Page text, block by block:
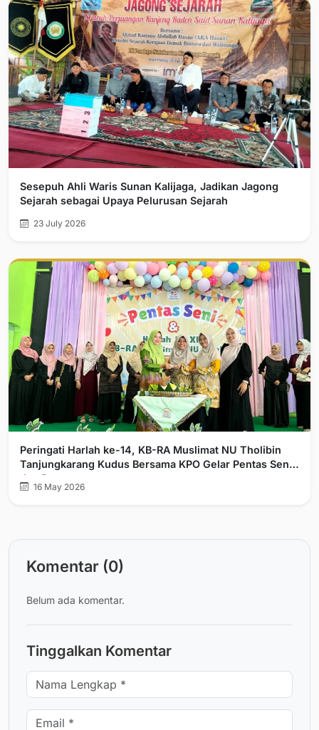
Sesepuh Ahli Waris Sunan Kalijaga, Jadikan Jagong
Sejarah sebagai Upaya Pelurusan Sejarah
23 July 2026
Peringati Harlah ke-14, KB-RA Muslimat NU Tholibin
Tanjungkarang Kudus Bersama KPO Gelar Pentas Seni
dan Bazar
16 May 2026
Komentar (0)
Belum ada komentar.
Tinggalkan Komentar